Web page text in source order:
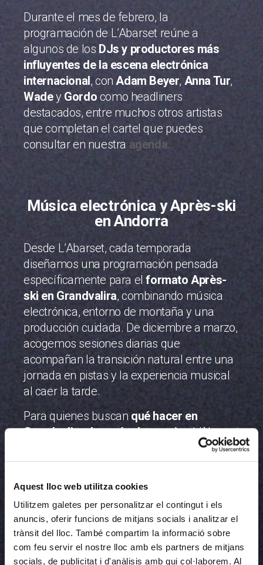
Aquest lloc web utilitza cookies
Utilitzem galetes per personalitzar el contingut i els
anuncis, oferir funcions de mitjans socials i analitzar el
trànsit del lloc. També compartim la informació sobre
com feu servir el nostre lloc amb els partners de mitjans
socials, de publicitat i d'anàlisis amb qui col·laborem. Al
Durante el mes de febrero, la
programación de L’Abarset reúne a
algunos de los DJs y productores más
influyentes de la escena electrónica
internacional, conAdam Beyer, Anna Tur,
Wadey Gordo como headliners
destacados, entre muchos otros artistas
que completan el cartel que puedes
consultar en nuestra agenda.
Música electrónica y Après-ski
en Andorra
Desde L’Abarset, cada temporada
diseñamos una programación pensada
específicamente para elformato Après-
ski en Grandvalira, combinando música
electrónica, entorno de montaña y una
producción cuidada. De diciembre a marzo,
acogemos sesiones diarias que
acompañan la transición natural entre una
jornada en pistas y la experiencia musical
al caer la tarde.
Para quienes buscan qué hacer en
Grandvalira después de esquiar, L’Abarset
propone una alternativa que va más allá
del plan clásico: un espacio de encuentro
donde la música electrónica se integra de
forma orgánica en el paisaje invernal y en
el ritmo de la temporada.